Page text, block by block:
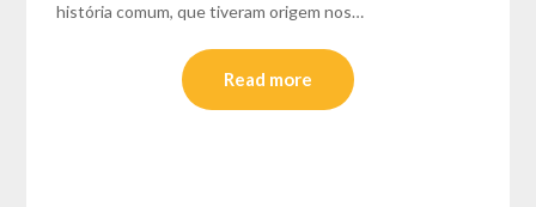
história comum, que tiveram origem nos…
Read more